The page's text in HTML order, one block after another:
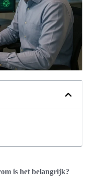
is het belangrijk?